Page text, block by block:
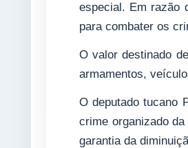
especial. Em razão
para combater os
O valor destinado
armamentos,
O deputado tucano
crime organizado
garantia da